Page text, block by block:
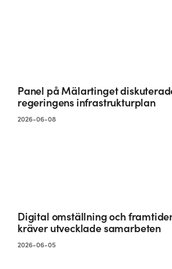
Panel på Mälartinget
regeringens infrastrukturplan
2026-06-08
Digital omställning och
kräver utvecklade samarbeten
2026-06-05